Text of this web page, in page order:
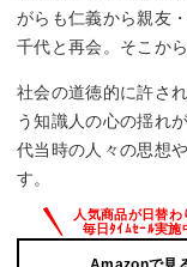
がらも仁義から親友
千代と再会。そこか
社会の道徳的に許さ
う知識人の心の揺れ
代当時の人々の思想
す。